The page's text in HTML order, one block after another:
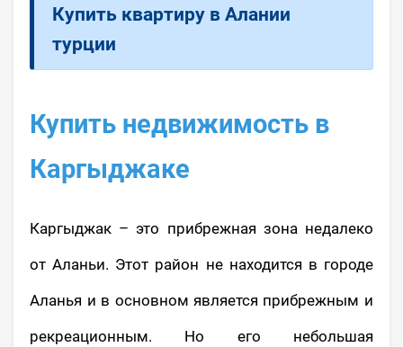
Купить квартиру в Алании
турции
Купить недвижимость в
Каргыджаке
Каргыджак – это прибрежная зона недалеко
от Аланьи. Этот район не находится в городе
Аланья и в основном является прибрежным и
рекреационным. Но его небольшая